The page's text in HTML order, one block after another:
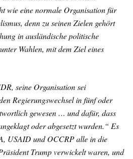
wie eine normale Organisation für
denn zu seinen Zielen gehört
in ausländische politische
Wahlen, mit dem Ziel eines
seine Organisation sei
Regierungswechsel in fünf oder
gewesen … und dafür, dass
oder abgesetzt wurden.“ Es
USAID und OCCRP alle in die
Trump verwickelt waren, und